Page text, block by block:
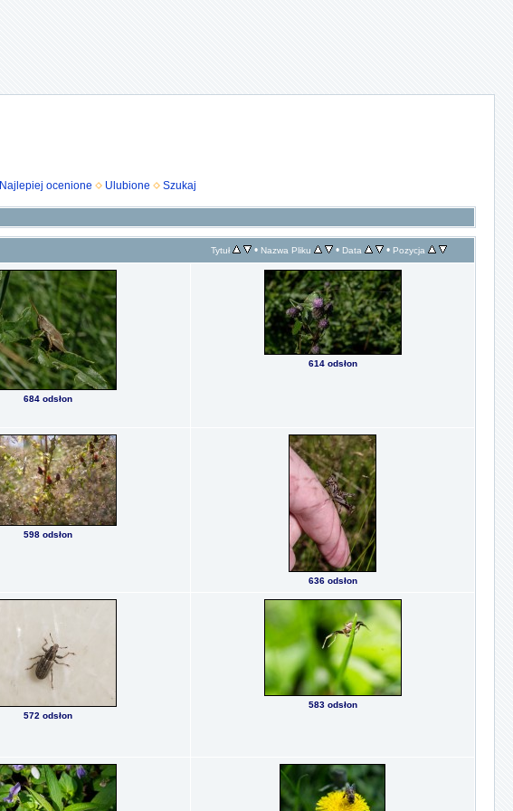
Najlepiej ocenione Ulubione Szukaj
Tytuł • Nazwa Pliku • Data • Pozycja
684 odsłon
614 odsłon
598 odsłon
636 odsłon
572 odsłon
583 odsłon